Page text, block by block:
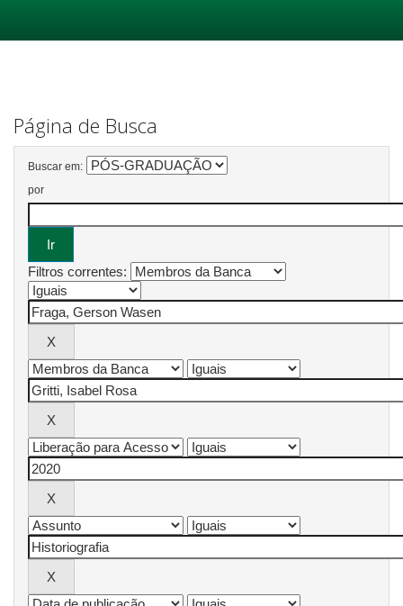
Página de Busca
Buscar em:
por
Filtros correntes: